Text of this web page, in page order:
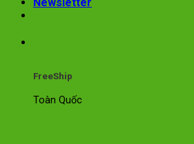
FreeShip
Toàn Quốc